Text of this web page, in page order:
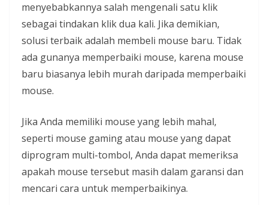
menyebabkannya salah mengenali satu klik
sebagai tindakan klik dua kali. Jika demikian,
solusi terbaik adalah membeli mouse baru. Tidak
ada gunanya memperbaiki mouse, karena mouse
baru biasanya lebih murah daripada memperbaiki
mouse.
Jika Anda memiliki mouse yang lebih mahal,
seperti mouse gaming atau mouse yang dapat
diprogram multi-tombol, Anda dapat memeriksa
apakah mouse tersebut masih dalam garansi dan
mencari cara untuk memperbaikinya.